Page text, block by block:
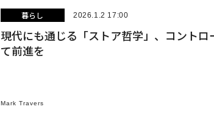
暮らし 2026.1.2 17:00
現代にも通じる「ストア哲学」、コントロ
て前進を
Mark Travers